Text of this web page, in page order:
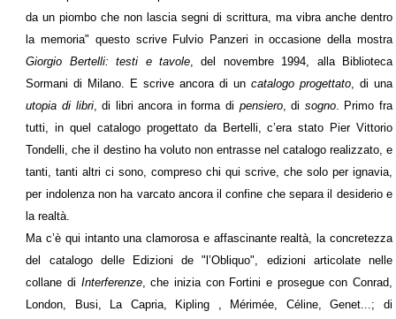
da un piombo che non lascia segni di scrittura, ma vibra anche dentro
la memoria" questo scrive Fulvio Panzeri in occasione della mostra
Giorgio Bertelli: testi e tavole, del novembre 1994, alla Biblioteca
Sormani di Milano. E scrive ancora di uncatalogo progettato , di una
utopia di libri, di libri ancora in forma di pensiero, di sogno. Primo fra
tutti, in quel catalogo progettato da Bertelli, c’era stato Pier Vittorio
Tondelli, che il destino ha voluto non entrasse nel catalogo realizzato, e
tanti, tanti altri ci sono, compreso chi qui scrive, che solo per ignavia,
per indolenza non ha varcato ancora il confine che separa il desiderio e
la realtà.
Ma c’è qui intanto una clamorosa e affascinante realtà, la concretezza
del catalogo delle Edizioni de "l’Obliquo", edizioni articolate nelle
collane di Interferenze, che inizia con Fortini e prosegue con Conrad,
London, Busi, La Capria, Kipling , Mérimée, Céline, Genet...; di